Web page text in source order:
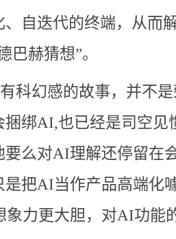
、自迭代的终端，从而
巴赫猜想”。
科幻感的故事，并不
捆绑AI,也已经是司空见
要么对AI理解还停留在
是把AI当作产品高端化
象力更大胆，对AI功能